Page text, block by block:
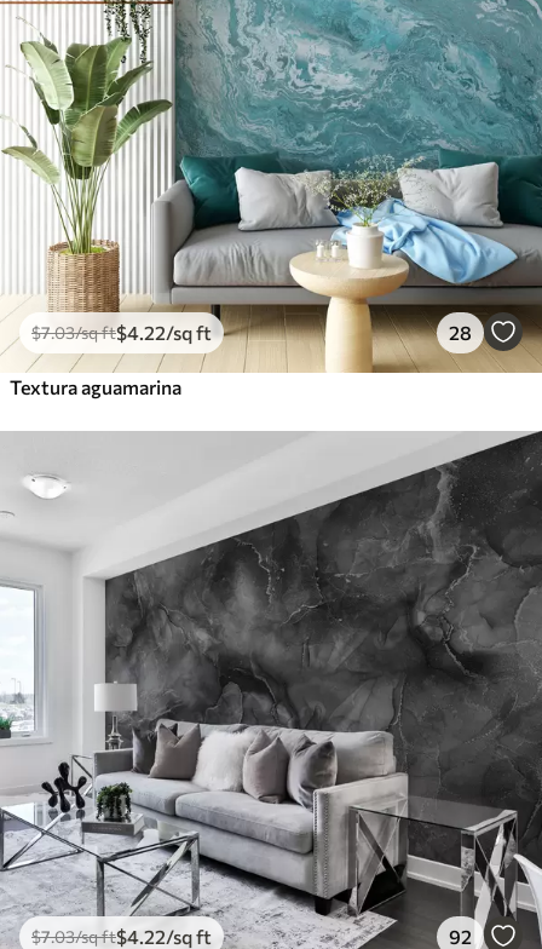
$7.03/sq ft$4 .22/sq ft 28
Textura aguamarina
$7.03/sq ft$4 .22/sq ft 92